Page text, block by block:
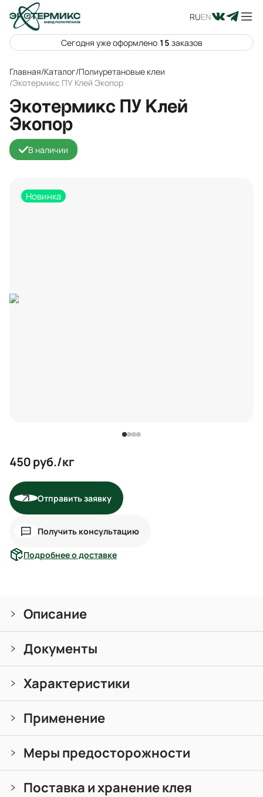
RUEN
Сегодня уже оформлено 15 заказов
Главная/Каталог/Полиуретановые клеи
/Экотермикс ПУ Клей Экопор
Экотермикс ПУ Клей
Экопор
В наличии
Новинка
450руб./кг
Отправить заявку
Получить консультацию
Подробнее о доставке
Описание
Документы
Характеристики
Применение
Меры предосторожности
Поставка и хранение клея